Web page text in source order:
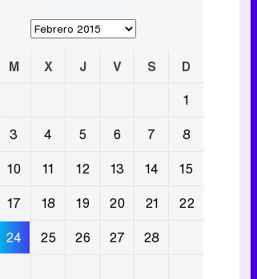
M X J V S
D
1
3 4 5 6 7
8
10 11 12 13 14
15
17 18 19 20 21
22
24 25 26 27 28